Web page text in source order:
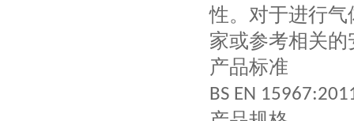
性。对于进行
家或参考相关
产品标准
BS EN